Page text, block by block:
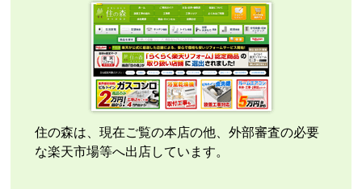
も早く安心して購入できました。
こちらの都合で、最短でお届けいただくようご依頼。
施工業者への連絡の都合上、何度かメールをさせてい
ただきましたが、連絡も早く安心して購入させていた
だくことができました。
kazumorimoriさん
住の森は、現在ご覧の本店の他、外部審査の必要
な楽天市場等へ出店しています。